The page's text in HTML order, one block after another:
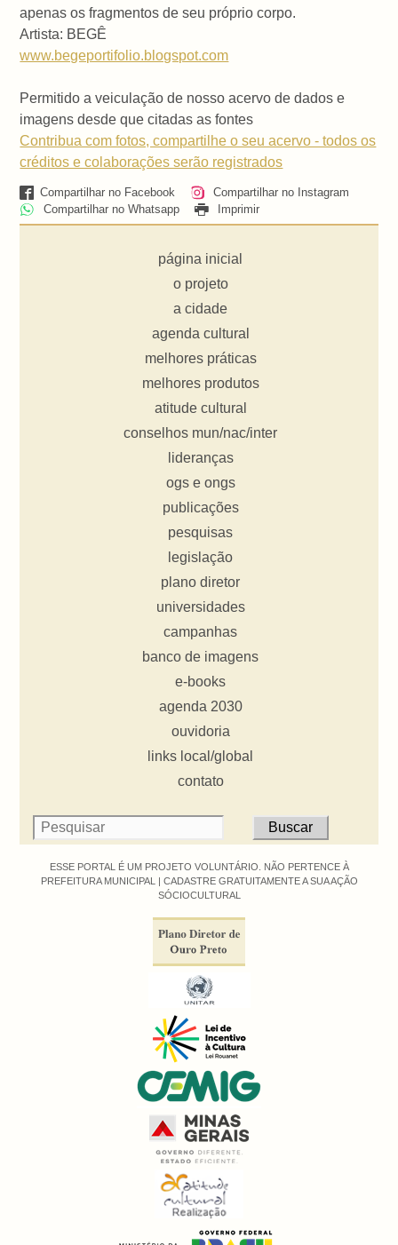
apenas os fragmentos de seu próprio corpo.
Artista: BEGÊ
www.begeportifolio.blogspot.com
Permitido a veiculação de nosso acervo de dados e
imagens desde que citadas as fontes
Contribua com fotos, compartilhe o seu acervo - todos os
créditos e colaborações serão registrados
Compartilhar no Facebook
Compartilhar no Instagram
Compartilhar no Whatsapp
Imprimir
página inicial
o projeto
a cidade
agenda cultural
melhores práticas
melhores produtos
atitude cultural
conselhos mun/nac/inter
lideranças
ogs e ongs
publicações
pesquisas
legislação
plano diretor
universidades
campanhas
banco de imagens
e-books
agenda 2030
ouvidoria
links local/global
contato
ESSE PORTAL É UM PROJETO VOLUNTÁRIO. NÃO PERTENCE À
PREFEITURA MUNICIPAL | CADASTRE GRATUITAMENTE A SUA AÇÃO
SÓCIOCULTURAL